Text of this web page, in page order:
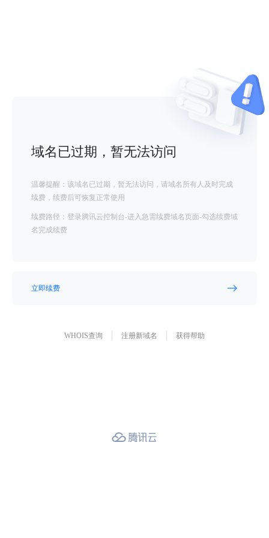
域名已过期，暂无法访问
温馨提醒：该域名已过期，暂无法访问，请域名所有人及时完成
续费，续费后可恢复正常使用
续费路径：登录腾讯云控制台-进入急需续费域名页面-勾选续费域
名完成续费
立即续费
WHOIS查询 注册新域名 获得帮助